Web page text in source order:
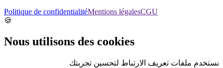
Politique de confidentialitéMentions légalesCGU
🍪
Nous utilisons des cookies
نستخدم ملفات تعريف الارتباط لتحسين تجربتك